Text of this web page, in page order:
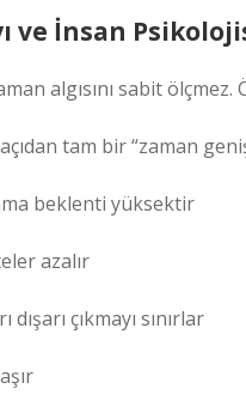
ve İnsan
algısını sabit
tam bir “zaman
beklenti yüksektir
azalır
çıkmayı sınırlar